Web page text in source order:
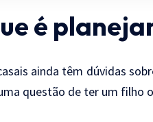
é
ainda têm dúvidas
questão de ter um filho